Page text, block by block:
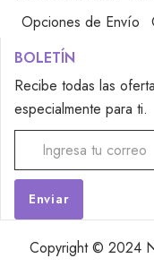
Opciones de Envío
BOLETÍN
Recibe todas las
especialmente para ti.
Copyright © 2024